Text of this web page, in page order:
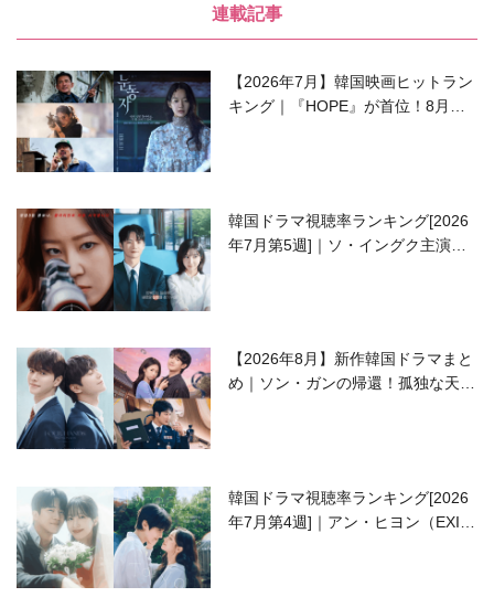
連載記事
【2026年7月】韓国映画ヒットラン
キング｜『HOPE』が首位！8月公
韓国ドラマ視聴率ランキング[2026
年7月第5週]｜ソ・イングク主演の
【2026年8月】新作韓国ドラマまと
め｜ソン・ガンの帰還！孤独な天才
韓国ドラマ視聴率ランキング[2026
年7月第4週]｜アン・ヒヨン（EXID